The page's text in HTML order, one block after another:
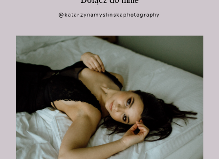
@katarzynamyslinskaphotography